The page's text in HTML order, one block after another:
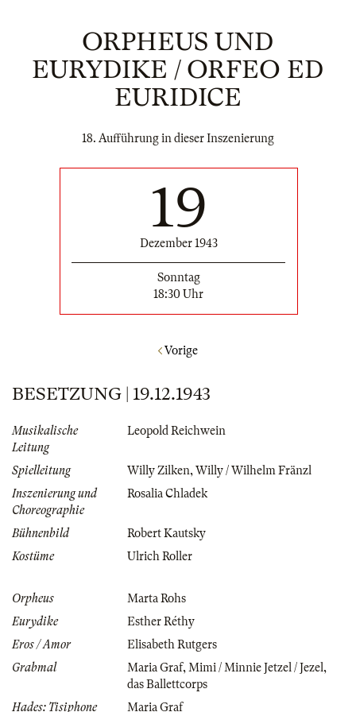
ORPHEUS UND
EURYDIKE / ORFEO ED
EURIDICE
18. Aufführung in dieser Inszenierung
19
Dezember 1943
Sonntag
18:30 Uhr
Vorige
BESETZUNG | 19.12.1943
Musikalische
Leitung
Leopold Reichwein
Spielleitung Willy Zilken,Willy / Wilhelm Fränzl
Inszenierung und
Choreographie
Rosalia Chladek
Bühnenbild
Robert Kautsky
Kostüme
Ulrich Roller
Orpheus
Marta Rohs
Eurydike
Esther Réthy
Eros / Amor
Elisabeth Rutgers
Grabmal
Maria Graf,Mimi / Minnie Jetzel / Jezel,
das Ballettcorps
Hades: Tisiphone
Maria Graf